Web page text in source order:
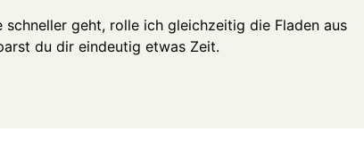
schneller geht, rolle ich gleichzeitig die Fladen aus
du dir eindeutig etwas Zeit.